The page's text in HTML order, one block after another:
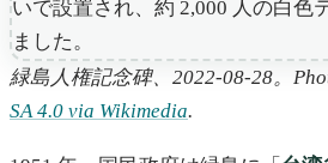
緑島人権記念碑、2022-08-28。
SA 4.0 via Wikimedia.